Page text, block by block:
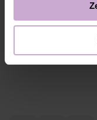
Dobre zdjęcie paznokci
światło, kompozycję,
wyróżniać się w
AI.